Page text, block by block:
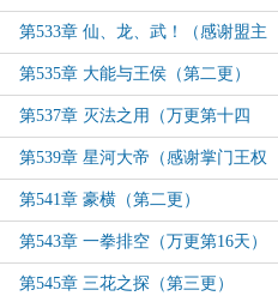
更）
第533章 仙、龙、武！（感谢盟主
暴君独断）
第535章 大能与王侯（第二更）
第537章 灭法之用（万更第十四
天）
第539章 星河大帝（感谢掌门王权
丿霸业）
第541章 豪横（第二更）
第543章 一拳排空（万更第16天）
第545章 三花之探（第三更）